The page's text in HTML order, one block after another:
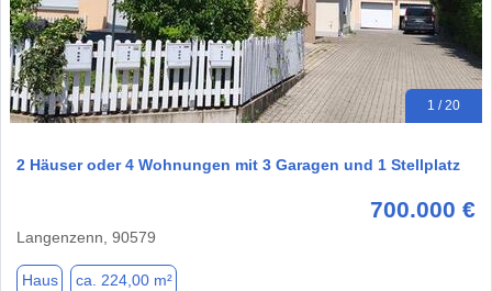
1 / 20
2 Häuser oder 4 Wohnungen mit 3 Garagen und 1 Stellplatz
700.000 €
Langenzenn, 90579
Haus ca. 224,00 m²